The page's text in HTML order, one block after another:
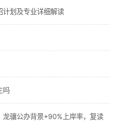
划及专业详细解读
吗
骧公办背景+90%上岸率，复读